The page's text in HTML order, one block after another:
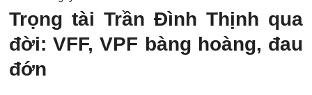
Trọng tài Trần Đình Thịnh qua
đời: VFF, VPF bàng hoàng, đau
đớn